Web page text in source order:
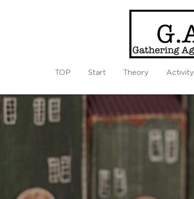
TOP Start Theory Activity